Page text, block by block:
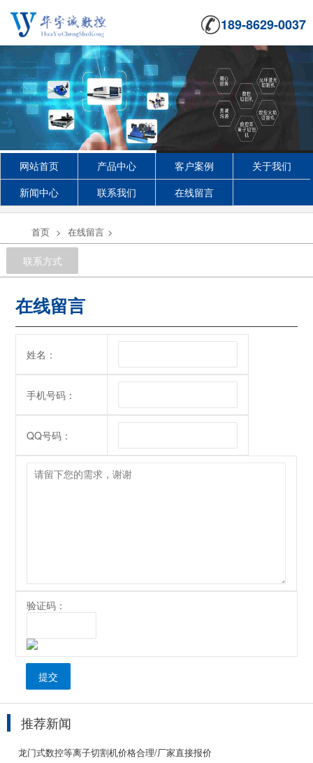
189-8629-0037
网站首页 产品中心 客户案例
关于我们
新闻中心
联系我们 在线留言
首页 > 在线留言 >
联系方式
在线留言
姓名：
手机号码：
QQ号码：
验证码：
提交
推荐新闻
龙门式数控等离子切割机价格合理/厂家直接报价